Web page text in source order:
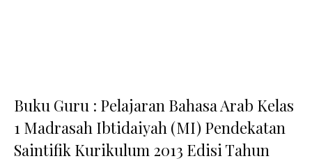
Buku Guru : Pelajaran Bahasa Arab Kelas
1 Madrasah Ibtidaiyah (MI) Pendekatan
Saintifik Kurikulum 2013 Edisi Tahun